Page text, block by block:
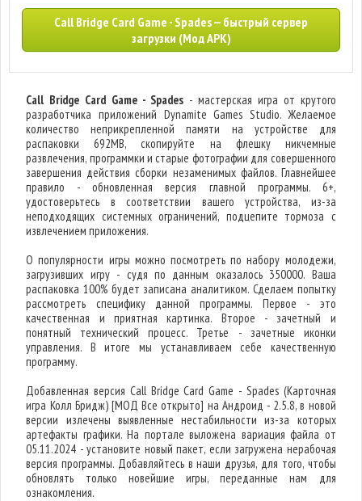
Call Bridge Card Game - Spades — быстрый сервер
загрузки (Мод APK)
Call Bridge Card Game - Spades - мастерская игра от крутого
разработчика приложений Dynamite Games Studio. Желаемое
количество неприкрепленной памяти на устройстве для
распаковки 692MB, скопируйте на флешку никчемные
развлечения, программки и старые фотографии для совершенного
завершения действия сборки незаменимых файлов. Главнейшее
правило - обновленная версия главной программы. 6+,
удостоверьтесь в соответствии вашего устройства, из-за
неподходящих системных ограничений, подцепите тормоза с
извлечением приложения.
О популярности игры можно посмотреть по набору молодежи,
загрузивших игру - судя по данным оказалось 350000. Ваша
распаковка 100% будет записана аналитиком. Сделаем попытку
рассмотреть специфику данной программы. Первое - это
качественная и приятная картинка. Второе - зачетный и
понятный технический процесс. Третье - зачетные иконки
управления. В итоге мы устанавливаем себе качественную
программу.
Добавленная версия Call Bridge Card Game - Spades (Карточная
игра Колл Бридж) [МОД Все открыто] на Андроид - 2.5.8, в новой
версии излечены выявленные нестабильности из-за которых
артефакты графики. На портале выложена вариация файла от
05.11.2024 - установите новый пакет, если загружена нерабочая
версия программы. Добавляйтесь в наши друзья, для того, чтобы
обновлять только новейшие игры, переданные нам для
ознакомления.